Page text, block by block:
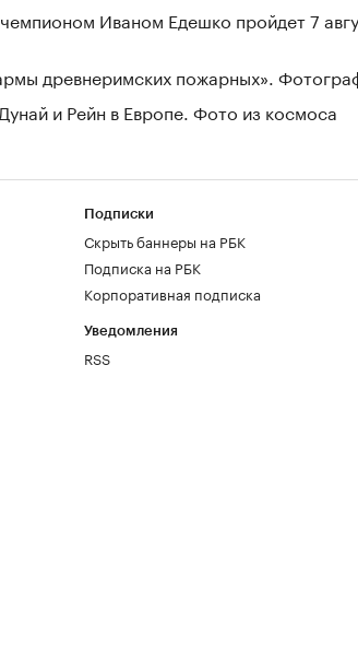
Иваном Едешко пройдет 7
древнеримских пожарных».
и Рейн в Европе. Фото из космоса
Подписки
Скрыть баннеры на РБК
Подписка на РБК
Корпоративная подписка
Уведомления
RSS